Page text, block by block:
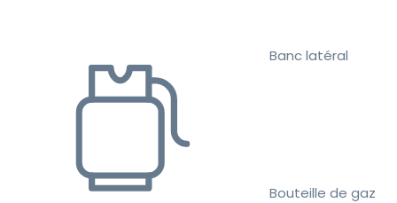
Banc latéral
Bouteille de gaz